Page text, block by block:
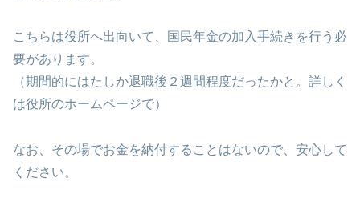
こちらは役所へ出向いて、国民年金の加入手続きを行う必
要があります。
（期間的にはたしか退職後２週間程度だったかと。詳しく
は役所のホームページで）
なお、その場でお金を納付することはないので、安心して
ください。